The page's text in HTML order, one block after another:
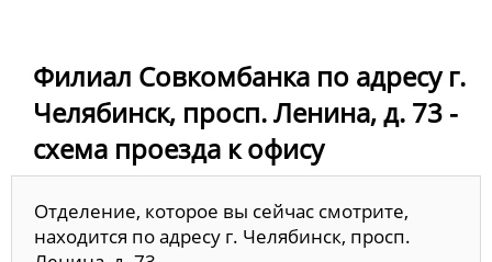
Филиал Совкомбанка по адресу г.
Челябинск, просп. Ленина, д. 73 -
схема проезда к офису
Отделение, которое вы сейчас смотрите,
находится по адресу г. Челябинск, просп.